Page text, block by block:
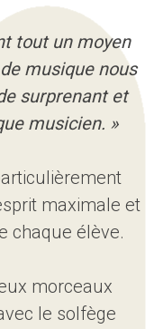
tout un moyen
musique nous
surprenant et
musicien. »
maximale et
chaque élève.
morceaux
le solfège